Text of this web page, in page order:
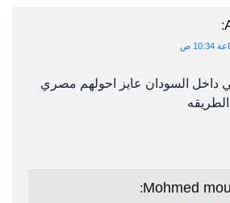
:
داخل السودان عايز احولهم مصري
Mohmed
: